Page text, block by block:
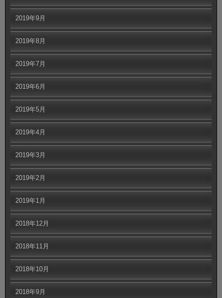
2019年9月
2019年8月
2019年7月
2019年6月
2019年5月
2019年4月
2019年3月
2019年2月
2019年1月
2018年12月
2018年11月
2018年10月
2018年9月